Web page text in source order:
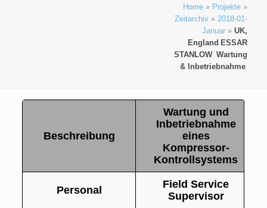
Home» Projekte»
Zeitarchiv» 2018-01-
Januar» UK,
England ESSAR
STANLOW Wartung
& Inbetriebnahme
Beschreibung
Wartung und
Inbetriebnahme
eines
Kompressor-
Kontrollsystems
Personal
Field Service
Supervisor